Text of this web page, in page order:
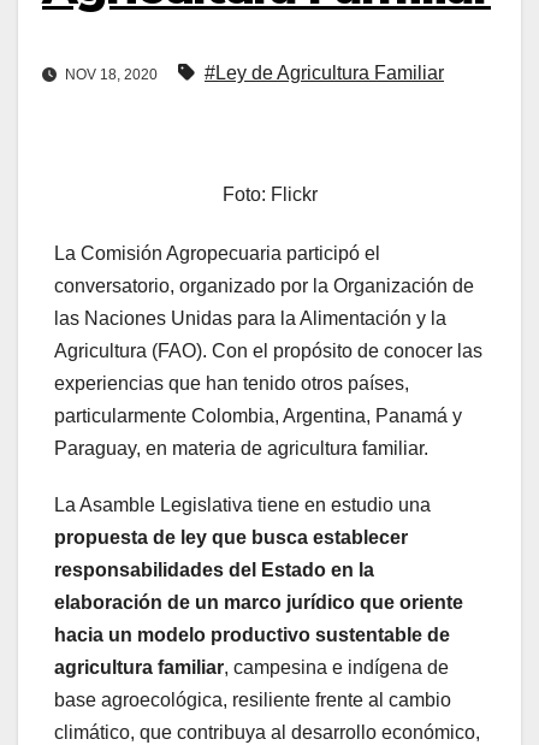
NOV 18, 2020 #Ley de Agricultura Familiar
Foto: Flickr
La Comisión Agropecuaria participó el
conversatorio, organizado por la Organización de
las Naciones Unidas para la Alimentación y la
Agricultura (FAO). Con el propósito de conocer las
experiencias que han tenido otros países,
particularmente Colombia, Argentina, Panamá y
Paraguay, en materia de agricultura familiar.
La Asamble Legislativa tiene en estudio una
propuesta de ley que busca establecer
responsabilidades del Estado en la
elaboración de un marco jurídico que oriente
hacia un modelo productivo sustentable de
agricultura familiar, campesina e indígena de
base agroecológica, resiliente frente al cambio
climático, que contribuya al desarrollo económico,